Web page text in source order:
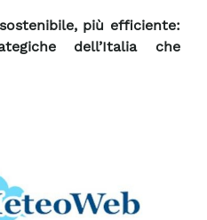
più efficiente:
dell’Italia che